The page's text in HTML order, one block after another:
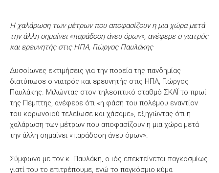
Η χαλάρωση των μέτρων που αποφασίζουν η μια χώρα μετά
την άλλη σημαίνει «παράδοση άνευ όρων», ανέφερε ο γιατρός
και ερευνητής στις ΗΠΑ, Γιώργος Παυλάκης
Δυσοίωνες εκτιμήσεις για την πορεία της πανδημίας
διατύπωσε ο γιατρός και ερευνητής στις ΗΠΑ, Γιώργος
Παυλάκης. Μιλώντας στον τηλεοπτικό σταθμό ΣΚΑΪ το πρωί
της Πέμπτης, ανέφερε ότι «η φάση του πολέμου εναντίον
του κορωνοϊού τελείωσε και χάσαμε», εξηγώντας ότι η
χαλάρωση των μέτρων που αποφασίζουν η μια χώρα μετά
την άλλη σημαίνει «παράδοση άνευ όρων».
Σύμφωνα με τον κ. Παυλάκη, ο ιός επεκτείνεται παγκοσμίως
γιατί του το επιτρέπουμε, ενώ το παγκόσμιο κύμα